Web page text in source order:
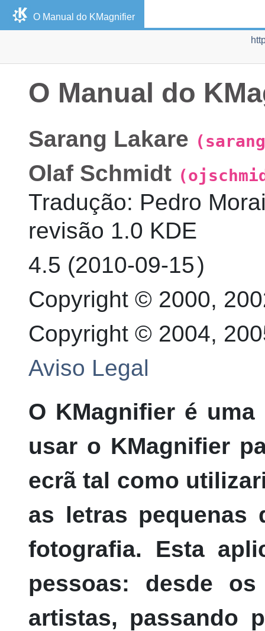
O Manual do KMagnifier
O Manual do
Sarang Lakare
Olaf Schmidt
Tradução: Pedro
revisão 1.0 KDE
4.5 (2010-09-15)
Copyright © 2000,
Copyright © 2004,
Aviso Legal
O KMagnifieré uma
usar o KMagnifier
ecrã tal como
as letras pequenas
fotografia. Esta
pessoas: desde
artistas, passando